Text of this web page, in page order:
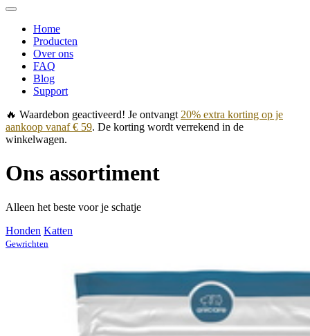
Home
Producten
Over ons
FAQ
Blog
Support
🔥 Waardebon geactiveerd! Je ontvangt 20% extra korting op je
aankoop vanaf € 59. De korting wordt verrekend in de
winkelwagen.
Ons assortiment
Alleen het beste voor je schatje
Honden Katten
Gewrichten